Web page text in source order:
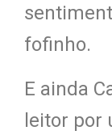
fofinho.
E ainda
leitor por